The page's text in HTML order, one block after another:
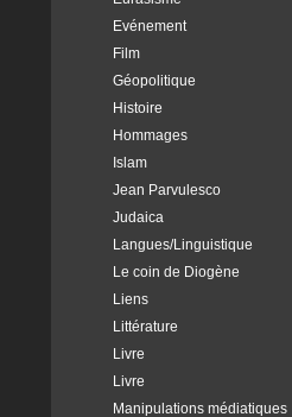
Evénement
Film
Géopolitique
Histoire
Hommages
Islam
Jean Parvulesco
Judaica
Langues/Linguistique
Le coin de Diogène
Liens
Littérature
Livre
Livre
Manipulations médiatiques